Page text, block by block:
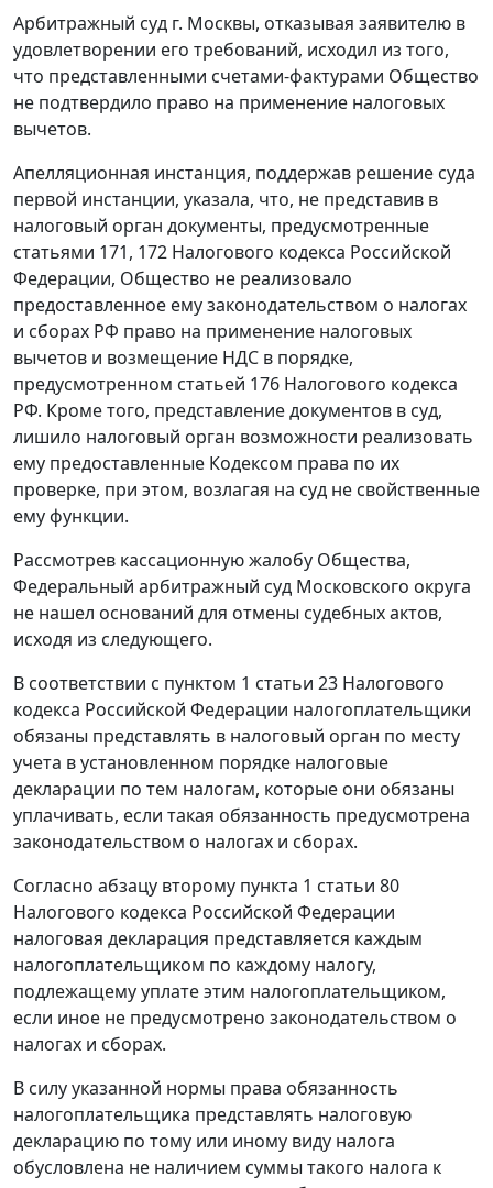
Арбитражный суд г. Москвы, отказывая заявителю в
удовлетворении его требований, исходил из того,
что представленными счетами-фактурами Общество
не подтвердило право на применение налоговых
вычетов.
Апелляционная инстанция, поддержав решение суда
первой инстанции, указала, что, не представив в
налоговый орган документы, предусмотренные
статьями 171, 172 Налогового кодекса Российской
Федерации, Общество не реализовало
предоставленное емузаконодательством о налогах
и сборах РФ право на применение налоговых
вычетов и возмещение НДС в порядке,
предусмотренном статьей 176 Налогового кодекса
РФ. Кроме того, представление документов в суд,
лишило налоговый орган возможности реализовать
ему предоставленные Кодексом права по их
проверке, при этом, возлагая на суд не свойственные
ему функции.
Рассмотрев кассационную жалобу Общества,
Федеральный арбитражный суд Московского округа
не нашел оснований для отмены судебных актов,
исходя из следующего.
В соответствии с пунктом 1 статьи 23 Налогового
кодекса Российской Федерации налогоплательщики
обязаны представлять в налоговый орган по месту
учета в установленном порядке налоговые
декларации по тем налогам, которые они обязаны
уплачивать, если такая обязанность предусмотрена
законодательством о налогах и сборах.
Согласно абзацу второму пункта 1 статьи 80
Налогового кодекса Российской Федерации
налоговая декларация представляется каждым
налогоплательщиком по каждому налогу,
подлежащему уплате этим налогоплательщиком,
если иное не предусмотрено законодательством о
налогах и сборах.
В силу указанной нормы права обязанность
налогоплательщика представлять налоговую
декларацию по тому или иному виду налога
обусловлена не наличием суммы такого налога к